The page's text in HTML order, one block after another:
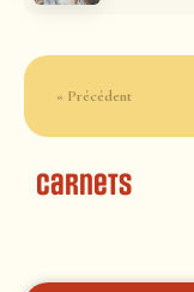
« Précédent
Carnets